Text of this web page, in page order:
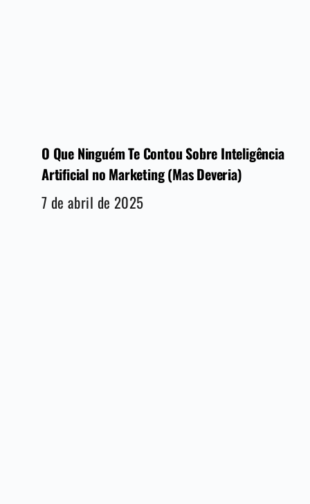
O Que Ninguém Te Contou Sobre Inteligência
Artificial no Marketing (Mas Deveria)
7 de abril de 2025